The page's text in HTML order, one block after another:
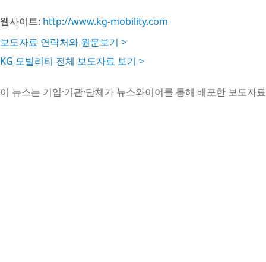
웹사이트: http://www.kg-mobility.com
보도자료 연락처와 원문보기 >
KG 모빌리티 전체 보도자료 보기 >
이 뉴스는 기업·기관·단체가 뉴스와이어를 통해 배포한 보도자